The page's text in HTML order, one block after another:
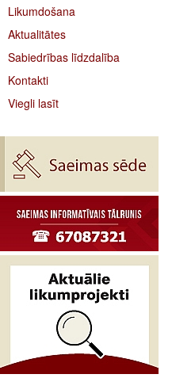
Likumdošana
Aktualitātes
Sabiedrības līdzdalība
Kontakti
Viegli lasīt